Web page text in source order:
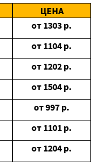
ЦЕНА
от 1303 р.
от 1104 р.
от 1202 р.
от 1504 р.
от997 р.
от 1101 р.
от 1204 р.